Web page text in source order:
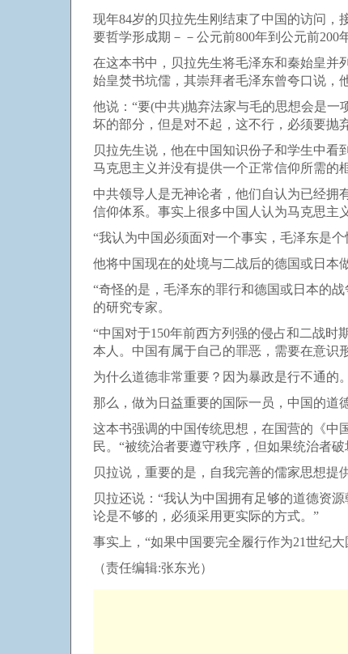
现年84岁的贝拉先生刚结束了中国的访问
要哲学形成期－－公元前800年到公元前200
在这本书中，贝拉先生将毛泽东和秦始皇并
始皇焚书坑儒，其崇拜者毛泽东曾夸口说，
他说：“要(中共)抛弃法家与毛的思想会是一
坏的部分，但是对不起，这不行，必须要抛
贝拉先生说，他在中国知识份子和学生中
马克思主义并没有提供一个正常信仰所需的
中共领导人是无神论者，他们自认为已经拥
信仰体系。事实上很多中国人认为马克思主
“我认为中国必须面对一个事实，毛泽东是
他将中国现在的处境与二战后的德国或日本
“奇怪的是，毛泽东的罪行和德国或日本的
的研究专家。
“中国对于150年前西方列强的侵占和二战时
本人。中国有属于自己的罪恶，需要在意识
为什么道德非常重要？因为暴政是行不通的
那么，做为日益重要的国际一员，中国的道
这本书强调的中国传统思想，在国营的《中
民。“被统治者要遵守秩序，但如果统治者
贝拉说，重要的是，自我完善的儒家思想提
贝拉还说：“我认为中国拥有足够的道德资
论是不够的，必须采用更实际的方式。”
事实上，“如果中国要完全履行作为21世纪
（责任编辑:张东光）